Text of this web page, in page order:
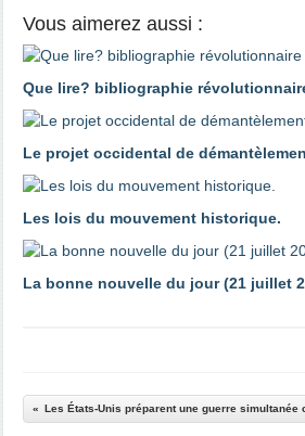
Vous aimerez aussi :
Que lire? bibliographie
Le projet occidental de
Les lois du mouvement historique.
La bonne nouvelle du jour (21 juillet